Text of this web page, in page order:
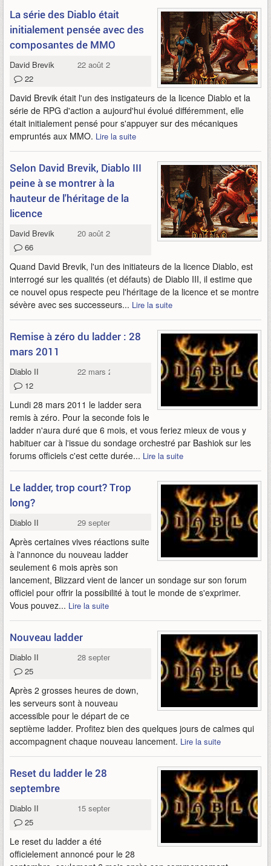
La série des Diablo était
initialement pensée avec des
composantes de MMO
David Brevik
22 août 2012
22
David Brevik était l'un des instigateurs de la licence Diablo et la
série de RPG d'action a aujourd'hui évolué différemment, elle
était initialement pensé pour s'appuyer sur des mécaniques
empruntés aux MMO. Lire la suite
Selon David Brevik, Diablo III
peine à se montrer à la
hauteur de l'héritage de la
licence
David Brevik
20 août 2012
66
Quand David Brevik, l'un des initiateurs de la licence Diablo, est
interrogé sur les qualités (et défauts) de Diablo III, il estime que
ce nouvel opus respecte peu l'héritage de la licence et se montre
sévère avec ses successeurs... Lire la suite
Remise à zéro du ladder : 28
mars 2011
Diablo II
22 mars 2011
12
Lundi 28 mars 2011 le ladder sera
remis à zéro. Pour la seconde fois le
ladder n'aura duré que 6 mois, et vous feriez mieux de vous y
habituer car à l'issue du sondage orchestré par Bashiok sur les
forums officiels c'est cette durée... Lire la suite
Le ladder, trop court? Trop
long?
Diablo II 29 septembre 2010
Après certaines vives réactions suite
à l'annonce du nouveau ladder
seulement 6 mois après son
lancement, Blizzard vient de lancer un sondage sur son forum
officiel pour offrir la possibilité à tout le monde de s'exprimer.
Vous pouvez... Lire la suite
Nouveau ladder
Diablo II
28 septembre 2010
25
Après 2 grosses heures de down,
les serveurs sont à nouveau
accessible pour le départ de ce
septième ladder. Profitez bien des quelques jours de calmes qui
accompagnent chaque nouveau lancement. Lire la suite
Reset du ladder le 28
septembre
Diablo II
15 septembre 2010
25
Le reset du ladder a été
officielement annoncé pour le 28